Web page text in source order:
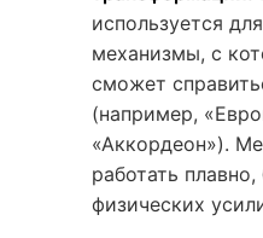
используется
механизмы, с
сможет
(например,
«Аккордеон»).
работать
физических